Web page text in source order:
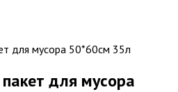
для мусора 50*60см 35л
для мусора